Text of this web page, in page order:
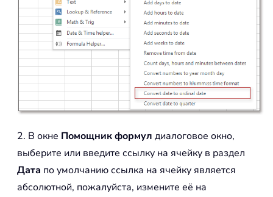
2. В окне Помощник формул диалоговое окно,
выберите или введите ссылку на ячейку в раздел
Дата по умолчанию ссылка на ячейку является
абсолютной, пожалуйста, измените её на